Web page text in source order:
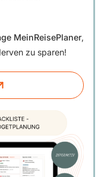
MeinReisePlaner,
zu sparen!